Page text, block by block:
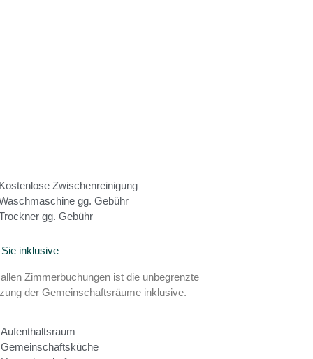
Kostenlose Zwischenreinigung
gg. Gebühr
gg. Gebühr
inklusive
Zimmerbuchungen ist die unbegrenzte
der Gemeinschaftsräume inklusive.
Aufenthaltsraum
Gemeinschaftsküche